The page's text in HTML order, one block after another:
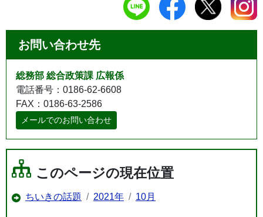
お問い合わせ先
総務部 総合政策課 広報係
電話番号：0186-62-6608
FAX：0186-63-2586
メールでのお問い合わせ
このページの現在位置
ちいきの話題 2021年 10月